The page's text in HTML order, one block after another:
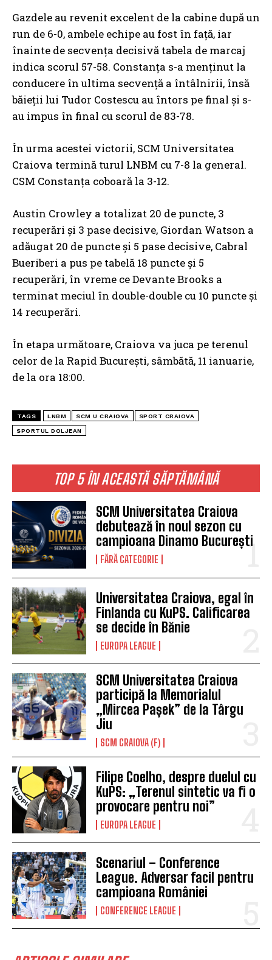
TOP 5 ÎN ACEASTĂ SĂPTĂMÂNĂ
SCM Universitatea Craiova
debutează în noul sezon cu
campioana Dinamo București
FĂRĂ CATEGORIE
Universitatea Craiova, egal în
Finlanda cu KuPS. Calificarea
se decide în Bănie
EUROPA LEAGUE
SCM Universitatea Craiova
participă la Memorialul
„Mircea Pașek” de la Târgu
Jiu
SCM CRAIOVA (F)
Filipe Coelho, despre duelul cu
KuPS: „Terenul sintetic va fi o
provocare pentru noi”
EUROPA LEAGUE
Scenariul – Conference
League. Adversar facil pentru
campioana României
CONFERENCE LEAGUE
Gazdele au revenit excelent de la cabine după un
run de 6-0, ambele echipe au fost în față, iar
înainte de secvența decisivă tabela de marcaj
indica scorul 57-58. Constanța s-a menținut la
conducere în ultima secvență a întâlnirii, însă
băieții lui Tudor Costescu au întors pe final și s-
au impus în final cu scorul de 83-78.
În urma acestei victorii, SCM Universitatea
Craiova termină turul LNBM cu 7-8 la general.
CSM Constanța coboară la 3-12.
Austin Crowley a totalizat 20 de puncte, 3
recuperări și 3 pase decisive, Giordan Watson a
adăugat 20 de puncte și 5 pase decisive, Cabral
Bueriberi a pus pe tabelă 18 puncte și 5
recuperări, în vreme ce Devante Brooks a
terminat meciul în double-double cu 10 puncte și
14 recuperări.
În etapa următoare, Craiova va juca pe terenul
celor de la Rapid București, sâmbătă, 11 ianuarie,
de la ora 18:00.
TAGS LNBM SCM U CRAIOVA SPORT CRAIOVA
SPORTUL DOLJEAN